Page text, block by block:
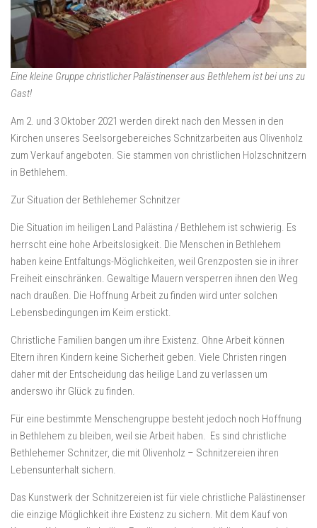
Eine kleine Gruppe christlicher Palästinenser aus Bethlehem ist bei uns zu
Gast!
Am 2. und 3 Oktober 2021 werden direkt nach den Messen in den
Kirchen unseres Seelsorgebereiches Schnitzarbeiten aus Olivenholz
zum Verkauf angeboten. Sie stammen von christlichen Holzschnitzern
in Bethlehem.
Zur Situation der Bethlehemer Schnitzer
Die Situation im heiligen Land Palästina / Bethlehem ist schwierig. Es
herrscht eine hohe Arbeitslosigkeit. Die Menschen in Bethlehem
haben keine Entfaltungs-Möglichkeiten, weil Grenzposten sie in ihrer
Freiheit einschränken. Gewaltige Mauern versperren ihnen den Weg
nach draußen. Die Hoffnung Arbeit zu finden wird unter solchen
Lebensbedingungen im Keim erstickt.
Christliche Familien bangen um ihre Existenz. Ohne Arbeit können
Eltern ihren Kindern keine Sicherheit geben. Viele Christen ringen
daher mit der Entscheidung das heilige Land zu verlassen um
anderswo ihr Glück zu finden.
Für eine bestimmte Menschengruppe besteht jedoch noch Hoffnung
in Bethlehem zu bleiben, weil sie Arbeit haben. Es sind christliche
Bethlehemer Schnitzer, die mit Olivenholz – Schnitzereien ihren
Lebensunterhalt sichern.
Das Kunstwerk der Schnitzereien ist für viele christliche Palästinenser
die einzige Möglichkeit ihre Existenz zu sichern. Mit dem Kauf von